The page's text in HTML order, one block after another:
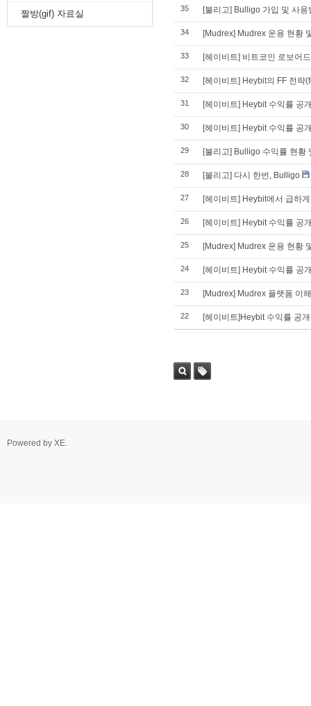
7. 하모닉 패턴
8. 다우이론 패턴
9. 하이먼민스키 패턴
10. 엘리어트 파동
-------기술적 지표-------
1. MA - 이동평균선
3. BOL - 볼린저밴드
4. RSI - 상대강도지수
5. FIBO - 피보나치되돌림
7. D.MOM - 듀얼 모멘텀
8. CCI - 채널지수
9. STOCH - 스토캐스틱
10. PSAR - 파라볼릭
11. DMI - 방향운동지수
12. ADX - 평균방향지수
13. ADR - 등락비율
14. VR - 거래량비율
짤방(gif) 자료실 35 [불리고] Bulligo 가입 및 사용
34 [Mudrex] Mudrex 운용 현황
33 [헤이비트] 비트코인 로보어
32 [헤이비트] Heybit의 FF 전략
31 [헤이비트] Heybit 수익률 공
30 [헤이비트] Heybit 수익률 공
29 [불리고] Bulligo 수익률 현황
28 [불리고] 다시 한번, Bulligo
27 [헤이비트] Heybit에서 급하
26 [헤이비트] Heybit 수익률 공
25 [Mudrex] Mudrex 운용 현황
24 [헤이비트] Heybit 수익률 공
23 [Mudrex] Mudrex 플랫폼 이
22 [헤이비트]Heybit 수익률 공
Powered by XE.